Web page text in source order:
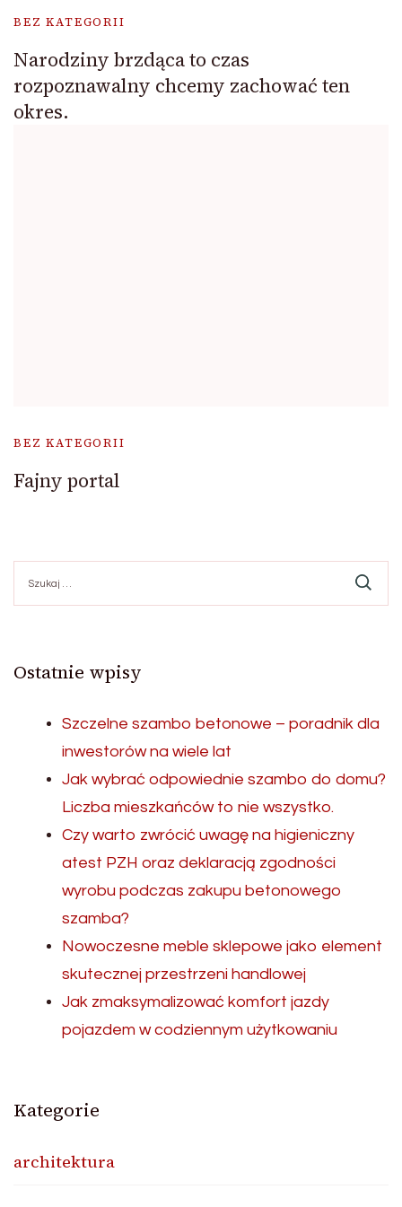
BEZ KATEGORII
Narodziny brzdąca to czas
rozpoznawalny chcemy zachować ten
okres.
BEZ KATEGORII
Fajny portal
Ostatnie wpisy
Szczelne szambo betonowe – poradnik dla
inwestorów na wiele lat
Jak wybrać odpowiednie szambo do domu?
Liczba mieszkańców to nie wszystko.
Czy warto zwrócić uwagę na higieniczny
atest PZH oraz deklaracją zgodności
wyrobu podczas zakupu betonowego
szamba?
Nowoczesne meble sklepowe jako element
skutecznej przestrzeni handlowej
Jak zmaksymalizować komfort jazdy
pojazdem w codziennym użytkowaniu
Kategorie
architektura